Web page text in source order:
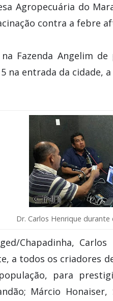
Agropecuária do
contra a febre
Fazenda Angelim
na entrada da cidade,
Dr. Carlos Henrique
Chapadinha,
a todos os criadores
para
Márcio